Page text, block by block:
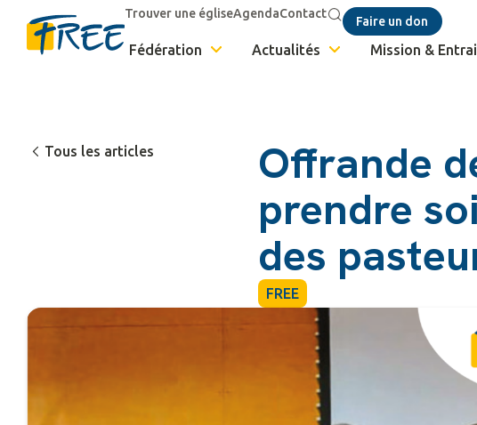
Trouver une égliseAgendaContact
Faire un don
Fédération Actualités Mission &
Tous les articles
Offrande
prendre
des
FREE